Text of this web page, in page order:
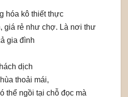
hóa kô thiết thực
giá rẻ như chợ. Là nơi thư
gia đình
dịch
thoải mái,
thể ngồi tại chỗ đọc mà